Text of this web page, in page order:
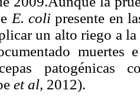
E. coli presente en
un alto riego a
muertes
et al, 2012).